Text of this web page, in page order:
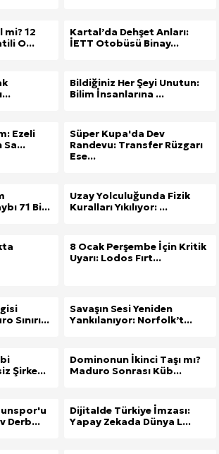
mi? 12
O...
Kartal’da Dehşet Anları:
İETT Otobüsü Binay...
Bildiğiniz Her Şeyi Unutun:
Bilim İnsanlarına ...
Ezeli
Sa...
Süper Kupa'da Dev
Randevu: Transfer Rüzgarı
Ese...
71 Bi...
Uzay Yolculuğunda Fizik
Kuralları Yıkılıyor: ...
8 Ocak Perşembe İçin Kritik
Uyarı: Lodos Fırt...
Sınırı...
Savaşın Sesi Yeniden
Yankılanıyor: Norfolk’t...
Şirke...
Dominonun İkinci Taşı mı?
Maduro Sonrası Küb...
Derb...
Dijitalde Türkiye İmzası:
Yapay Zekada Dünya L...